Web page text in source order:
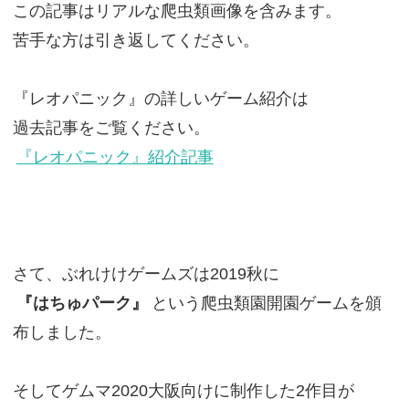
この記事はリアルな爬虫類画像を含みます。
苦手な方は引き返してください。
『レオパニック』の詳しいゲーム紹介は
過去記事をご覧ください。
『レオパニック』紹介記事
さて、ぶれけけゲームズは2019秋に
『はちゅパーク』
という爬虫類園開園ゲームを頒
布しました。
そしてゲムマ2020大阪向けに制作した2作目が